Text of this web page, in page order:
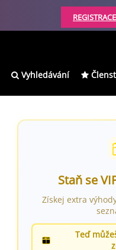
Vyhledávání
Staň se
Získej extra
Teď